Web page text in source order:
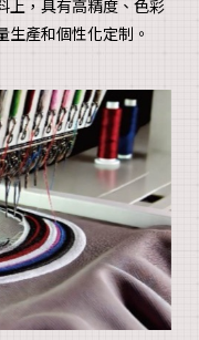
上，具有高精度、色彩
產和個性化定制。